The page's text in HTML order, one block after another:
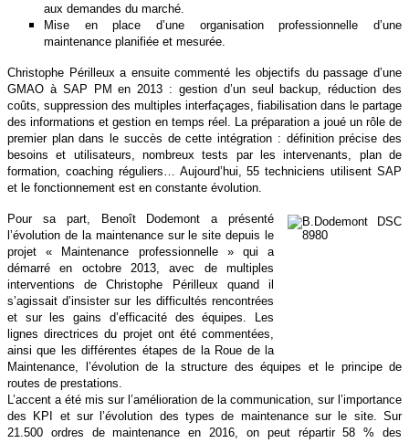
aux demandes du marché.
Mise en place d’une organisation professionnelle d’une
maintenance planifiée et mesurée.
Christophe Périlleux a ensuite commenté les objectifs du passage d’une
GMAO à SAP PM en 2013 : gestion d’un seul backup, réduction des
coûts, suppression des multiples interfaçages, fiabilisation dans le partage
des informations et gestion en temps réel. La préparation a joué un rôle de
premier plan dans le succès de cette intégration : définition précise des
besoins et utilisateurs, nombreux tests par les intervenants, plan de
formation, coaching réguliers… Aujourd’hui, 55 techniciens utilisent SAP
et le fonctionnement est en constante évolution.
Pour sa part, Benoît Dodemont a présenté
l’évolution de la maintenance sur le site depuis le
projet « Maintenance professionnelle » qui a
démarré en octobre 2013, avec de multiples
interventions de Christophe Périlleux quand il
s’agissait d’insister sur les difficultés rencontrées
et sur les gains d’efficacité des équipes. Les
lignes directrices du projet ont été commentées,
ainsi que les différentes étapes de la Roue de la
Maintenance, l’évolution de la structure des équipes et le principe de
routes de prestations.
L’accent a été mis sur l’amélioration de la communication, sur l’importance
des KPI et sur l’évolution des types de maintenance sur le site. Sur
21.500 ordres de maintenance en 2016, on peut répartir 58 % des